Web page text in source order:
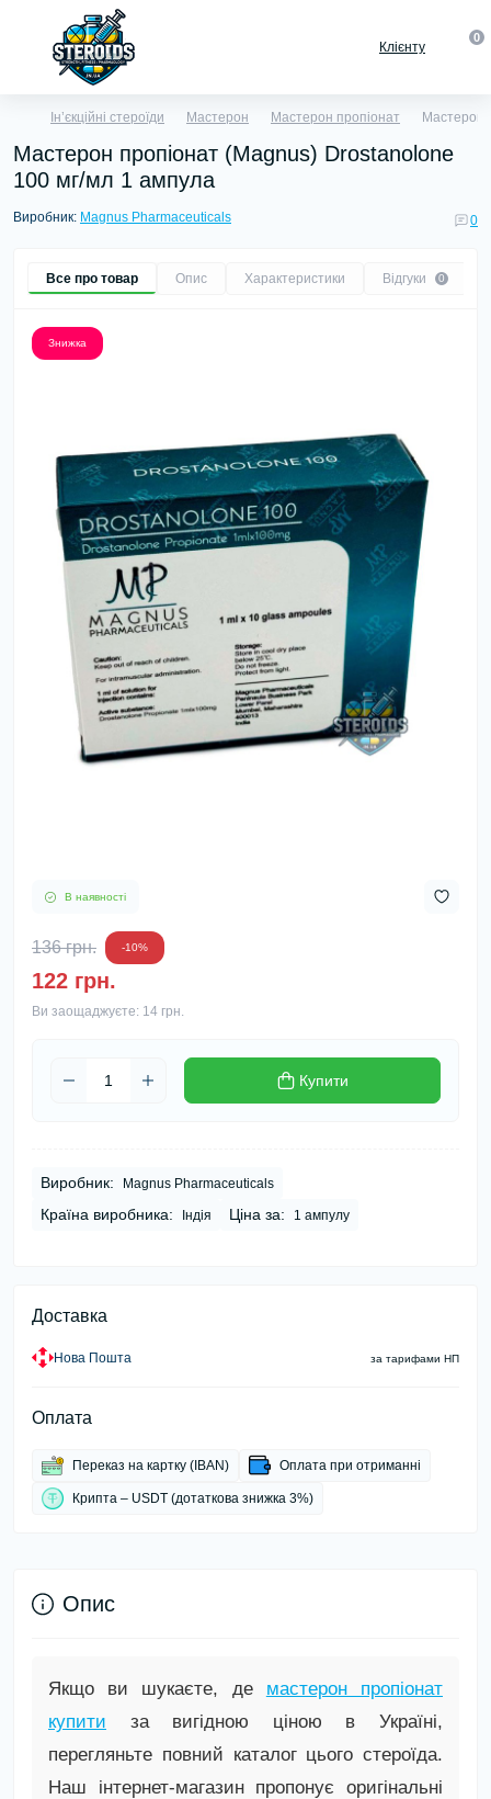
Клієнту
0
Ін’єкційні стероїди Мастерон Мастерон пропіонат Мастерон
Мастерон пропіонат (Magnus) Drostanolone
100 мг/мл 1 ампула
Виробник: Magnus Pharmaceuticals 0
Все про товар Опис Характеристики Відгуки 0
Знижка
В наявності
136 грн. -10%
122 грн.
Ви заощаджуєте: 14 грн.
Купити
Виробник: Magnus Pharmaceuticals
Країна виробника: Індія Ціна за: 1 ампулу
Доставка
Нова Пошта за тарифами НП
Оплата
Переказ на картку (IBAN) Оплата при отриманні
Крипта – USDT (дотаткова знижка 3%)
Опис
Якщо ви шукаєте, де мастерон пропіонат
купити за вигідною ціною в Україні,
перегляньте повний каталог цього стероїда.
Наш інтернет-магазин пропонує оригінальні